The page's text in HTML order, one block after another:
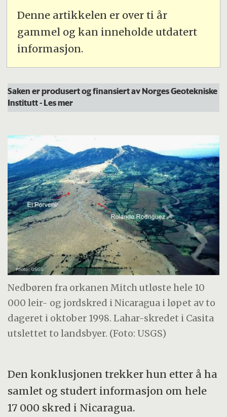
Denne artikkelen er over ti år
gammel og kan inneholde utdatert
informasjon.
Saken er produsert og finansiert av Norges Geotekniske
Institutt- Les mer
Nedbøren fra orkanen Mitch utløste hele 10
000 leir- og jordskred i Nicaragua i løpet av to
dageret i oktober 1998. Lahar-skredet i Casita
utslettet to landsbyer. (Foto: USGS)
Den konklusjonen trekker hun etter å ha
samlet og studert informasjon om hele
17 000 skred i Nicaragua.